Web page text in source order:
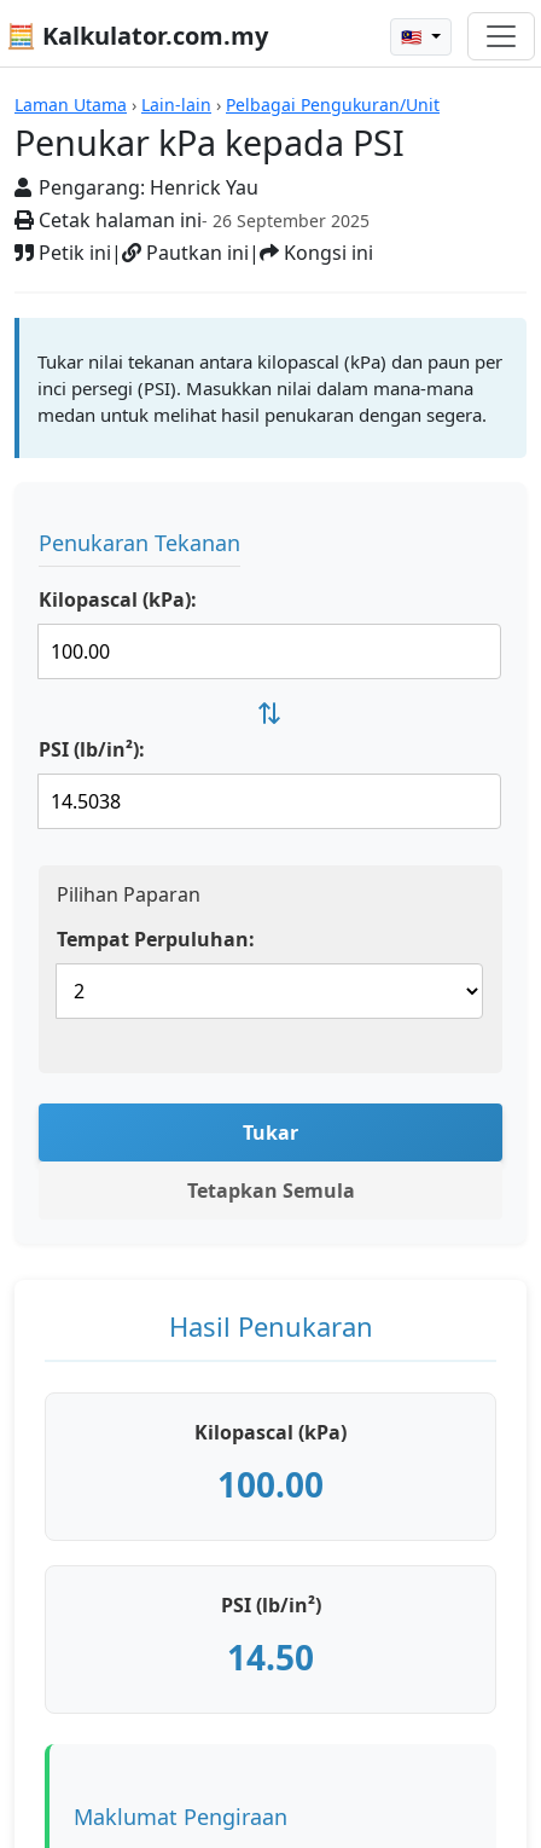
🧮 Kalkulator.com.my 🇲🇾
Laman Utama › Lain-lain › Pelbagai Pengukuran/Unit
Penukar kPa kepada PSI
Pengarang: Henrick Yau
Cetak halaman ini- 26 September 2025
Petik ini| Pautkan ini| Kongsi ini
Kalkulator
Tukar nilai tekanan antara kilopascal (kPa) dan paun per
inci persegi (PSI). Masukkan nilai dalam mana-mana
medan untuk melihat hasil penukaran dengan segera.
Penukaran Tekanan
Kilopascal (kPa):
⇄
PSI (lb/in²):
Pilihan Paparan
Tempat Perpuluhan:
Tukar
Tetapkan Semula
Hasil Penukaran
Kilopascal (kPa)
100.00
PSI (lb/in²)
14.50
Maklumat Pengiraan